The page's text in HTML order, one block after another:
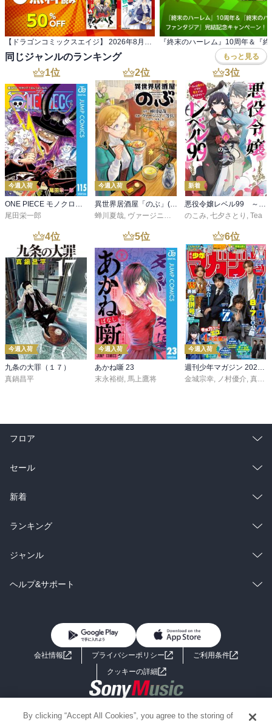
【ドラゴンコミックスエイジ】 2026年8月刊新刊連動フェア
同じジャンルのランキング もっと見る
1位
今週入荷
尾田栄一郎
2位
今週入荷
蝉川夏哉 ヴァージニア二等兵 ,転
3位
新着
のこみ 七夕さとり Tea
4位
今週入荷
九条の大罪（１７）
真鍋昌平
5位
今週入荷
あかね噺 23
末永裕樹, 馬上鷹将
6位
今週入荷
週刊少年マガジン 2026年36・37号[2026年8月5日発売]
金城宗幸, ノ村優介, 真島ヒロ
フロア
総合
ラノベ
雑誌・グラビア
BL・TL
セール
総合
ラノベ
雑誌・グラビア
BL・TL
新着
総合
ラノベ
雑誌・グラビア
ランキング
総合
ラノベ
ジャンル
コミック
ライトノベル 男子向けラノベ
小説
海外小説
ヘルプ&サポート
よくあるご質問 お問い合わせ
会社情報 プライバシーポリシー
ご利用条件
クッキーの詳細
Copyright 2017 - 2026 Sony Music Entertainment(Japan) Inc.
By clicking “Accept All Cookies”, you agree to the storing of